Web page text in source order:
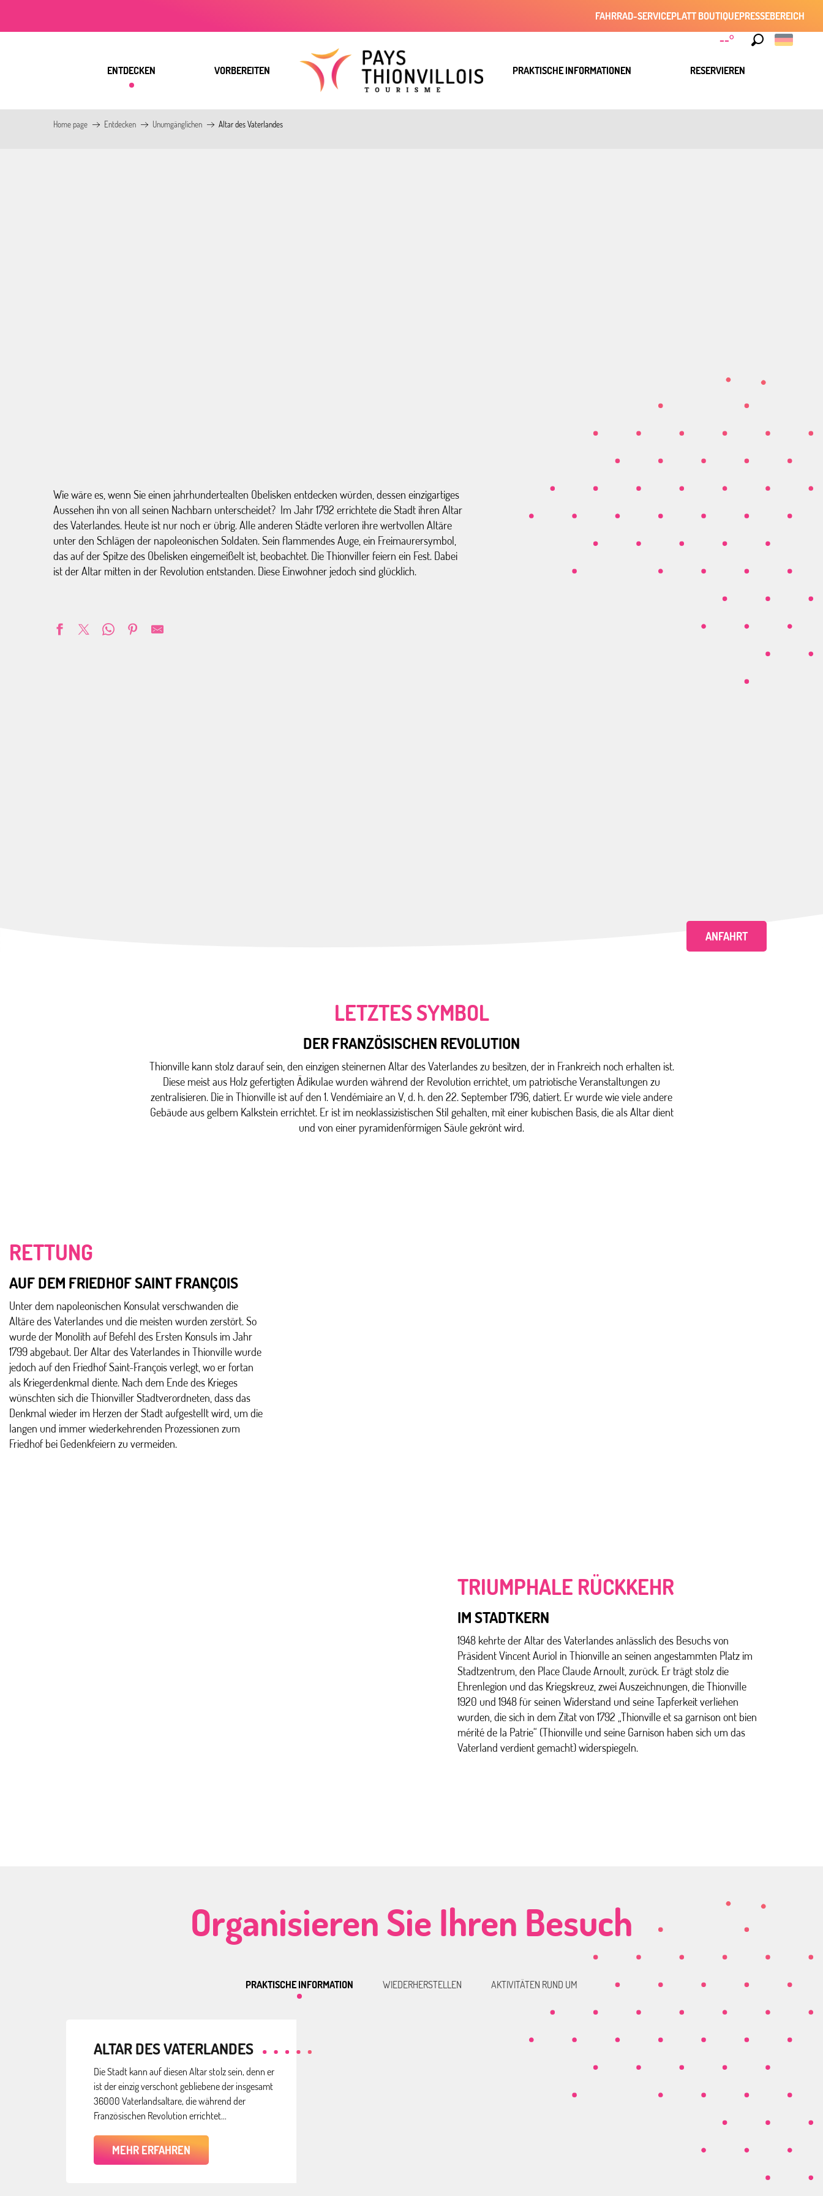
--°
FAHRRAD-SERVICEPLATT BOUTIQUEPRESSEBEREICH
ENTDECKEN VORBEREITEN PRAKTISCHE INFORMATIONEN RESERVIEREN
Home page Entdecken Unumgänglichen Altar des Vaterlandes
Wie wäre es, wenn Sie einen jahrhundertealten Obelisken entdecken würden, dessen einzigartiges
Aussehen ihn von all seinen Nachbarn unterscheidet? Im Jahr 1792 errichtete die Stadt ihren Altar
des Vaterlandes. Heute ist nur noch er übrig. Alle anderen Städte verloren ihre wertvollen Altäre
unter den Schlägen der napoleonischen Soldaten. Sein flammendes Auge, ein Freimaurersymbol,
das auf der Spitze des Obelisken eingemeißelt ist, beobachtet. Die Thionviller feiern ein Fest. Dabei
ist der Altar mitten in der Revolution entstanden. Diese Einwohner jedoch sind glücklich.
ANFAHRT
LETZTES SYMBOL
DER FRANZÖSISCHEN REVOLUTION
Thionville kann stolz darauf sein, den einzigen steinernen Altar des Vaterlandes zu besitzen, der in Frankreich noch erhalten ist.
Diese meist aus Holz gefertigten Ädikulae wurden während der Revolution errichtet, um patriotische Veranstaltungen zu
zentralisieren. Die in Thionville ist auf den 1. Vendémiaire an V, d. h. den 22. September 1796, datiert. Er wurde wie viele andere
Gebäude aus gelbem Kalkstein errichtet. Er ist im neoklassizistischen Stil gehalten, mit einer kubischen Basis, die als Altar dient
und von einer pyramidenförmigen Säule gekrönt wird.
RETTUNG
AUF DEM FRIEDHOF SAINT FRANÇOIS
Unter dem napoleonischen Konsulat verschwanden die
Altäre des Vaterlandes und die meisten wurden zerstört. So
wurde der Monolith auf Befehl des Ersten Konsuls im Jahr
1799 abgebaut. Der Altar des Vaterlandes in Thionville wurde
jedoch auf den Friedhof Saint-François verlegt, wo er fortan
als Kriegerdenkmal diente. Nach dem Ende des Krieges
wünschten sich die Thionviller Stadtverordneten, dass das
Denkmal wieder im Herzen der Stadt aufgestellt wird, um die
langen und immer wiederkehrenden Prozessionen zum
Friedhof bei Gedenkfeiern zu vermeiden.
TRIUMPHALE RÜCKKEHR
IM STADTKERN
1948 kehrte der Altar des Vaterlandes anlässlich des Besuchs von
Präsident Vincent Auriol in Thionville an seinen angestammten Platz im
Stadtzentrum, den Place Claude Arnoult, zurück. Er trägt stolz die
Ehrenlegion und das Kriegskreuz, zwei Auszeichnungen, die Thionville
1920 und 1948 für seinen Widerstand und seine Tapferkeit verliehen
wurden, die sich in dem Zitat von 1792 „Thionville et sa garnison ont bien
mérité de la Patrie“ (Thionville und seine Garnison haben sich um das
Vaterland verdient gemacht) widerspiegeln.
Organisieren Sie Ihren Besuch
PRAKTISCHE INFORMATION WIEDERHERSTELLEN AKTIVITÄTEN RUND UM
ALTAR DES VATERLANDES
Die Stadt kann auf diesen Altar stolz sein, denn er
ist der einzig verschont gebliebene der insgesamt
36000 Vaterlandsaltare, die während der
Französischen Revolution errichtet...
MEHR ERFAHREN